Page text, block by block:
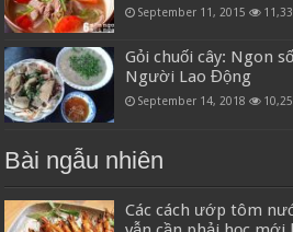
September 11, 2015
Gỏi chuối cây: Ngon
Người Lao Động
September 14, 2018
Bài ngẫu nhiên
Các cách ướp tôm